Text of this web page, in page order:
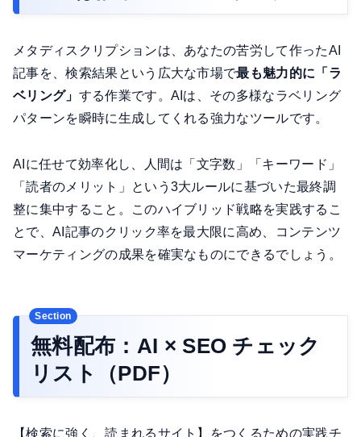
メタディスクリプションは、あなたの苦労して作ったAI
記事を、検索結果という広大な市場で最も魅力的に「ラ
ベリング」 する作業です。AIは、その多様なラベリング
パターンを瞬時に生成してくれる強力なツールです。
AIに任せて効率化し、人間は「文字数」「キーワード」
「読者のメリット」という3大ルールに基づいた最終調
整に集中すること。このハイブリッド戦略を実践するこ
とで、AI記事のクリック率を最大限に高め、コンテンツ
マーケティングの成果を確実なものにできるでしょう。
無料配布：AI × SEO チェック
リスト（PDF）
【検索に強く、読まれるサイト】をつくるための実践チ